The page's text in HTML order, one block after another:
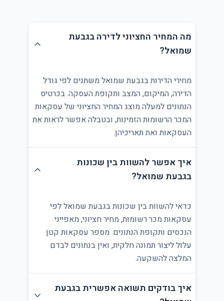
מה המחיר החציוני לדירה בגבעת
שמואל?
מחירי הדירות בגבעת שמואל משתנים לפי גודל
הדירה, המיקום, המצב ותקופת העסקה. בכרטיס
הנתונים למעלה מוצג המחיר החציוני של עסקאות
המכר הרשומות הזמינות, ובטבלה אפשר לראות את
העסקאות ואת תאריכיהן.
איך אפשר להשוות בין שכונות
בגבעת שמואל?
כדאי להשוות בין שכונות בגבעת שמואל לפי
עסקאות מכר רשומות, מחיר חציוני, מאפייני
הנכסים ותקופת הנתונים. מספר עסקאות קטן
עלול ליצור תמונה חלקית, ואין בנתונים לבדם
המלצה להשקעה.
איך בודקים תשואה אפשרית בגבעת